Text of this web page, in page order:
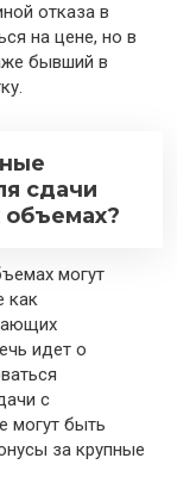
отказа в
на цене, но в
бывший в
сдачи
могут
как
идет о
с
могут быть
за крупные